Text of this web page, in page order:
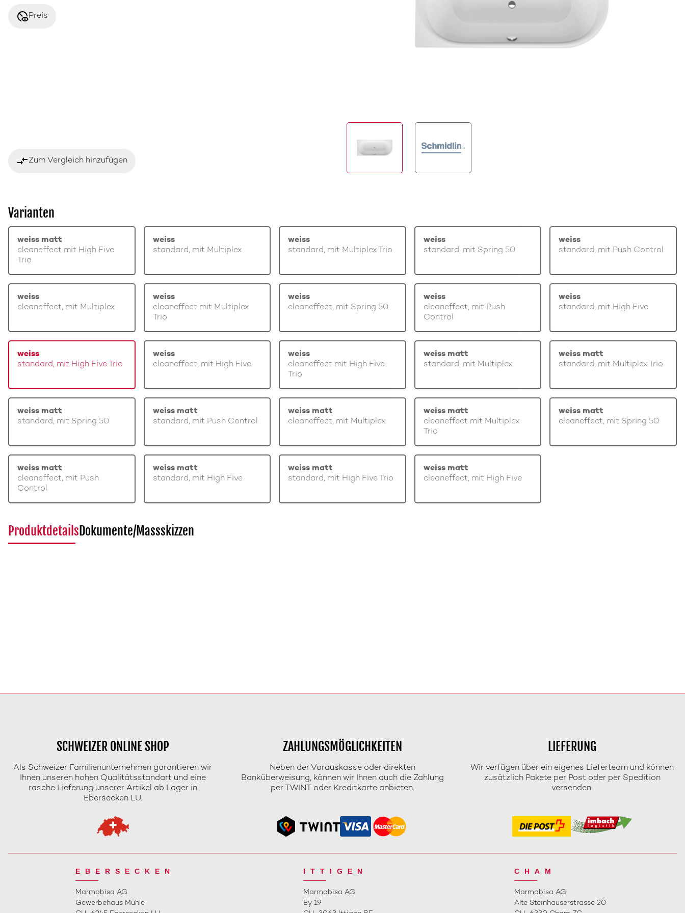
disabled_visiblePreis
compare_arrowsZum Vergleich hinzufügen
Varianten
weiss matt
cleaneffect mit High Five
Trio
weiss
standard, mit Multiplex
weiss
standard, mit Multiplex Trio
weiss
standard, mit Spring 50
weiss
standard, mit Push Control
weiss
cleaneffect, mit Multiplex
weiss
cleaneffect mit Multiplex
Trio
weiss
cleaneffect, mit Spring 50
weiss
cleaneffect, mit Push
Control
weiss
standard, mit High Five
weiss
standard, mit High Five Trio
weiss
cleaneffect, mit High Five
weiss
cleaneffect mit High Five
Trio
weiss matt
standard, mit Multiplex
weiss matt
standard, mit Multiplex Trio
weiss matt
standard, mit Spring 50
weiss matt
standard, mit Push Control
weiss matt
cleaneffect, mit Multiplex
weiss matt
cleaneffect mit Multiplex
Trio
weiss matt
cleaneffect, mit Spring 50
weiss matt
cleaneffect, mit Push
Control
weiss matt
standard, mit High Five
weiss matt
standard, mit High Five Trio
weiss matt
cleaneffect, mit High Five
ProduktdetailsDokumente/Massskizzen
SCHWEIZER ONLINE SHOP
Als Schweizer Familienunternehmen garantieren wir
Ihnen unseren hohen Qualitätsstandart und eine
rasche Lieferung unserer Artikel ab Lager in
Ebersecken LU.
ZAHLUNGSMÖGLICHKEITEN
Neben der Vorauskasse oder direkten
Banküberweisung, können wir Ihnen auch die Zahlung
per TWINT oder Kreditkarte anbieten.
LIEFERUNG
Wir verfügen über ein eigenes Lieferteam und können
zusätzlich Pakete per Post oder per Spedition
versenden.
EBERSECKEN
Marmobisa AG
Gewerbehaus Mühle
ITTIGEN
Marmobisa AG
Ey 19
CHAM
Marmobisa AG
Alte Steinhauserstrasse 20